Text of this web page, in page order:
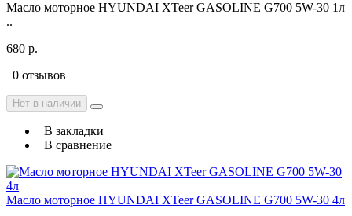
Масло моторное HYUNDAI XTeer GASOLINE G700 5W-30 1л
..
680 р.
0 отзывов
Нет в наличии
В закладки
В сравнение
Масло моторное HYUNDAI XTeer GASOLINE G700 5W-30 4л